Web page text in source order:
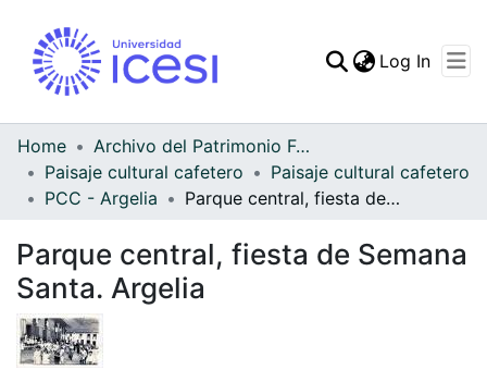
Statistics
Log In
Home
Archivo del Patrimonio Fotográfico y Fílmico del Valle del Cauca
Paisaje cultural cafetero
Paisaje cultural cafetero
PCC - Argelia
Parque central, fiesta de Semana Santa. Argelia
Parque central, fiesta de Semana
Santa. Argelia